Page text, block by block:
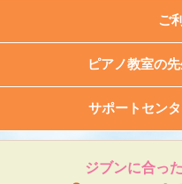
ご
ピアノ教室の
サポートセン
ジブンに合っ